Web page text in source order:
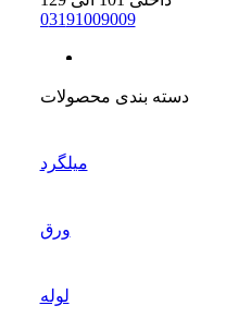
03191009009
زیر قیمت کارخانه
دسته بندی محصولات
میلگرد
ورق
لوله